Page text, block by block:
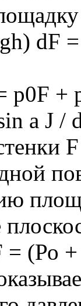
dF
p0F +
a J /
(Ро +